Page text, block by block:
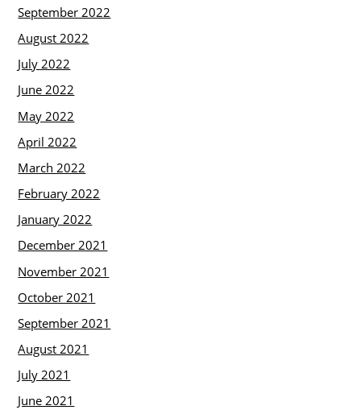
September 2022
August 2022
July 2022
June 2022
May 2022
April 2022
March 2022
February 2022
January 2022
December 2021
November 2021
October 2021
September 2021
August 2021
July 2021
June 2021